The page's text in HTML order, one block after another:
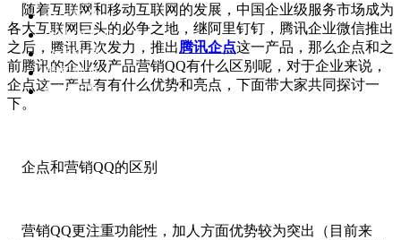
企点服务
企业QQ2.0
企点协同
新闻动态
解决方案
随着互联网和移动互联网的发展，中国企业级服务市场成为
各大互联网巨头的必争之地，继阿里钉钉，腾讯企业微信推出
之后，腾讯再次发力，推出腾讯企点这一产品，那么企点和之
前腾讯的企业级产品营销QQ有什么区别呢，对于企业来说，
企点这一产品有有什么优势和亮点，下面带大家共同探讨一
下。
企点和营销QQ的区别
营销QQ更注重功能性，加人方面优势较为突出（目前来